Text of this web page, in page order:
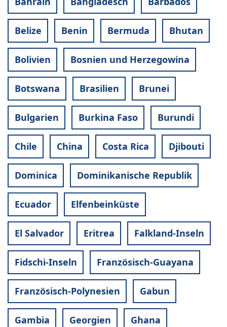
Belize Benin Bermuda Bhutan
Bolivien Bosnien und Herzegowina
Botswana Brasilien Brunei
Bulgarien Burkina Faso Burundi
Chile China Costa Rica Djibouti
Dominica Dominikanische Republik
Ecuador Elfenbeinküste
El Salvador Eritrea Falkland-Inseln
Fidschi-Inseln Französisch-Guayana
Französisch-Polynesien Gabun
Gambia Georgien Ghana